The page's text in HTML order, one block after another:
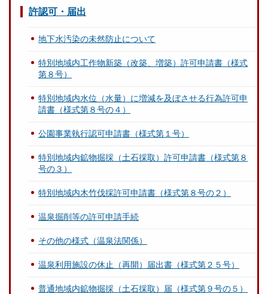
許認可・届出
地下水汚染の未然防止について
特別地域内工作物新築（改築、増築）許可申請書（様式
第８号）
特別地域内水位（水量）に増減を及ぼさせる行為許可申
請書（様式第８号の４）
公園事業執行認可申請書（様式第１号）
特別地域内鉱物掘採（土石採取）許可申請書（様式第８
号の３）
特別地域内木竹伐採許可申請書（様式第８号の２）
温泉掘削等の許可申請手続
その他の様式（温泉法関係）
温泉利用施設の休止（再開）届出書（様式第２５号）
普通地域内鉱物掘採（土石採取）届（様式第９号の５）